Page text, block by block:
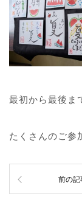
最初から最後ま
たくさんのご参
前の記